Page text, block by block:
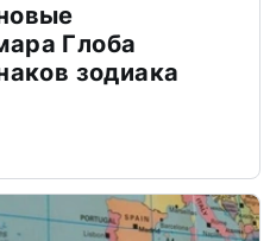
Глоба
зодиака